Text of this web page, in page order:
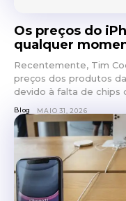
Os preços do
qualquer
Recentemente, Tim
preços dos produtos
devido à falta de chips
Blog MAIO 31, 2026